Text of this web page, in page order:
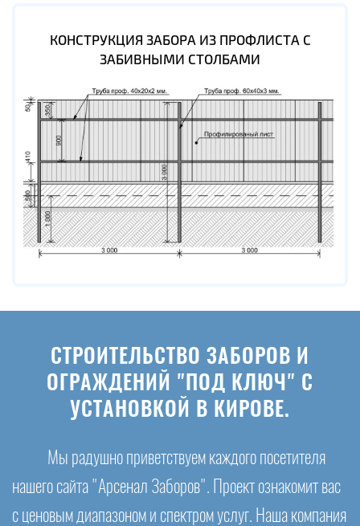
КОНСТРУКЦИЯ ЗАБОРА ИЗ ПРОФЛИСТА С
ЗАБИВНЫМИ СТОЛБАМИ
СТРОИТЕЛЬСТВО ЗАБОРОВ И
ОГРАЖДЕНИЙ "ПОД КЛЮЧ" С
УСТАНОВКОЙ В КИРОВЕ.
Мы радушно приветствуем каждого посетителя
нашего сайта "Арсенал Заборов". Проект ознакомит вас
с ценовым диапазоном и спектром услуг. Наша компания